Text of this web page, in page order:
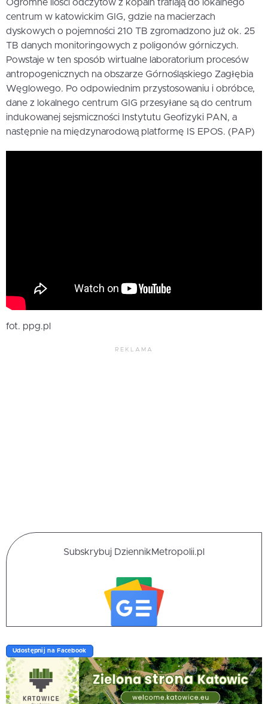
Ogromne ilości odczytów z kopalń trafiają do lokalnego
centrum w katowickim GIG, gdzie na macierzach
dyskowych o pojemności 210 TB zgromadzono już ok. 25
TB danych monitoringowych z poligonów górniczych.
Powstaje w ten sposób wirtualne laboratorium procesów
antropogenicznych na obszarze Górnośląskiego Zagłębia
Węglowego. Po odpowiednim przystosowaniu i obróbce,
dane z lokalnego centrum GIG przesyłane są do centrum
indukowanej sejsmiczności Instytutu Geofizyki PAN, a
następnie na międzynarodową platformę IS EPOS. (PAP)
fot. ppg.pl
REKLAMA
Subskrybuj DziennikMetropolii.pl
Udostępnij na Facebook